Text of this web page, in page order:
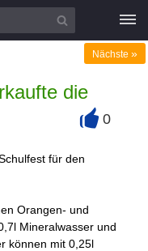
die
Nächste »
0
für den
Orangen- und
Mineralwasser und
können mit 0,25l